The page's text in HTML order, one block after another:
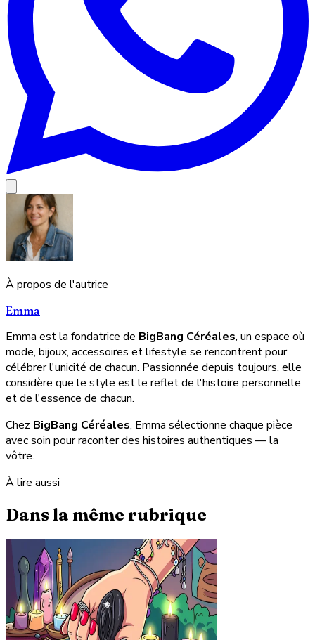
À propos de l'autrice
Emma
Emma est la fondatrice de BigBang Céréales, un espace où
mode, bijoux, accessoires et lifestyle se rencontrent pour
célébrer l'unicité de chacun. Passionnée depuis toujours, elle
considère que le style est le reflet de l'histoire personnelle
et de l'essence de chacun.
Chez BigBang Céréales, Emma sélectionne chaque pièce
avec soin pour raconter des histoires authentiques — la
vôtre.
À lire aussi
Dans la même rubrique